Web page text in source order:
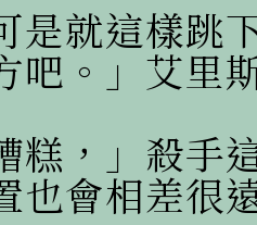
就這樣跳下
吧。」艾里
，」殺手這
也會相差很